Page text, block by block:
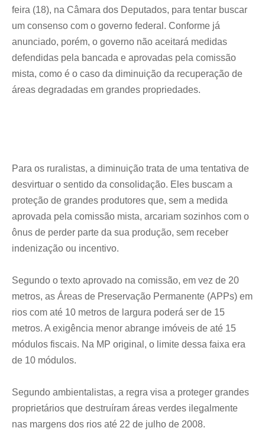
Caetano Roque
Gustavo Bastos
Jr Mignone (in memorian)
Wanda Sily
Quem Somos
Expediente
Contato
Termos de Uso
Privacidade
Caetano Roque
Gustavo Bastos
Jr Mignone (in memorian)
Wanda Sily
Quem Somos
Expediente
Contato
Termos de Uso
Privacidade
Caetano Roque
Gustavo Bastos
Jr Mignone (in memorian)
Wanda Sily
Quem Somos
Expediente
Contato
Termos de Uso
Privacidade
Caetano Roque
Gustavo Bastos
Jr Mignone (in memorian)
Wanda Sily
Quem Somos
Expediente
Contato
Termos de Uso
Privacidade
feira (18), na Câmara dos Deputados, para tentar buscar
um consenso com o governo federal. Conforme já
anunciado, porém, o governo não aceitará medidas
defendidas pela bancada e aprovadas pela comissão
mista, como é o caso da diminuição da recuperação de
áreas degradadas em grandes propriedades.
Para os ruralistas, a diminuição trata de uma tentativa de
desvirtuar o sentido da consolidação. Eles buscam a
proteção de grandes produtores que, sem a medida
aprovada pela comissão mista, arcariam sozinhos com o
ônus de perder parte da sua produção, sem receber
indenização ou incentivo.
Segundo o texto aprovado na comissão, em vez de 20
metros, as Áreas de Preservação Permanente (APPs) em
rios com até 10 metros de largura poderá ser de 15
metros. A exigência menor abrange imóveis de até 15
módulos fiscais. Na MP original, o limite dessa faixa era
de 10 módulos.
Segundo ambientalistas, a regra visa a proteger grandes
proprietários que destruíram áreas verdes ilegalmente
nas margens dos rios até 22 de julho de 2008.